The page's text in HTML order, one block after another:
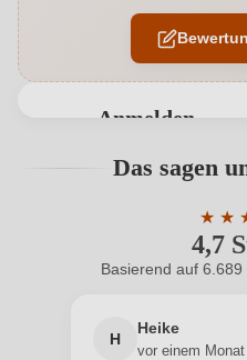
Flaschenverschluss
Anmelden
Benutzern
Neuer Kunde?
Ihre E-Mail-Adresse
Das sagen
4,7
★ ★
Basierend auf
H
Heike
vor einem Monat